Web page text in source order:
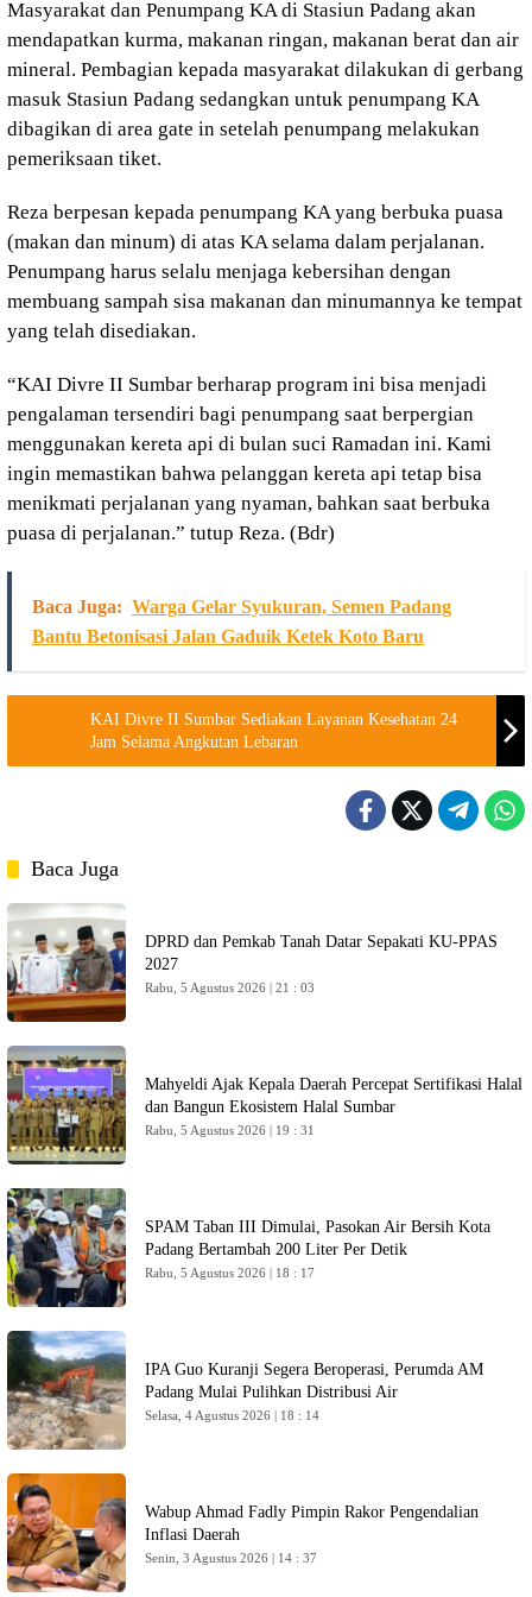
Masyarakat dan Penumpang KA di Stasiun Padang akan
mendapatkan kurma, makanan ringan, makanan berat dan air
mineral. Pembagian kepada masyarakat dilakukan di gerbang
masuk Stasiun Padang sedangkan untuk penumpang KA
dibagikan di area gate in setelah penumpang melakukan
pemeriksaan tiket.
Reza berpesan kepada penumpang KA yang berbuka puasa
(makan dan minum) di atas KA selama dalam perjalanan.
Penumpang harus selalu menjaga kebersihan dengan
membuang sampah sisa makanan dan minumannya ke tempat
yang telah disediakan.
“KAI Divre II Sumbar berharap program ini bisa menjadi
pengalaman tersendiri bagi penumpang saat berpergian
menggunakan kereta api di bulan suci Ramadan ini. Kami
ingin memastikan bahwa pelanggan kereta api tetap bisa
menikmati perjalanan yang nyaman, bahkan saat berbuka
puasa di perjalanan.” tutup Reza. (Bdr)
Baca Juga: Warga Gelar Syukuran, Semen Padang
Bantu Betonisasi Jalan Gaduik Ketek Koto Baru
KAI Divre II Sumbar Sediakan Layanan Kesehatan 24
Jam Selama Angkutan Lebaran
Baca Juga
DPRD dan Pemkab Tanah Datar Sepakati KU-PPAS
2027
Rabu, 5 Agustus 2026 | 21 : 03
Mahyeldi Ajak Kepala Daerah Percepat Sertifikasi Halal
dan Bangun Ekosistem Halal Sumbar
Rabu, 5 Agustus 2026 | 19 : 31
SPAM Taban III Dimulai, Pasokan Air Bersih Kota
Padang Bertambah 200 Liter Per Detik
Rabu, 5 Agustus 2026 | 18 : 17
IPA Guo Kuranji Segera Beroperasi, Perumda AM
Padang Mulai Pulihkan Distribusi Air
Selasa, 4 Agustus 2026 | 18 : 14
Wabup Ahmad Fadly Pimpin Rakor Pengendalian
Inflasi Daerah
Senin, 3 Agustus 2026 | 14 : 37